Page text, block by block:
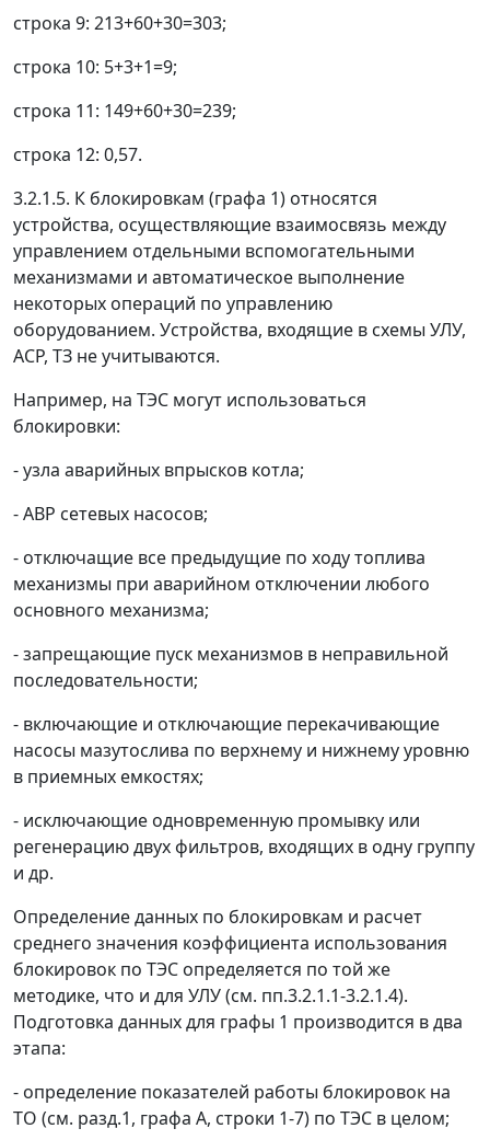
строка 9: 213+60+30=303;
строка 10: 5+3+1=9;
строка 11: 149+60+30=239;
строка 12: 0,57.
3.2.1.5. К блокировкам (графа 1) относятся
устройства, осуществляющие взаимосвязь между
управлением отдельными вспомогательными
механизмами и автоматическое выполнение
некоторых операций по управлению
оборудованием. Устройства, входящие в схемы УЛУ,
AСР, ТЗ не учитываются.
Например, на ТЭС могут использоваться
блокировки:
- узла аварийных впрысков котла;
- АВР сетевых насосов;
- отключащие все предыдущие по ходу топлива
механизмы при аварийном отключении любого
основного механизма;
- запрещающие пуск механизмов в неправильной
последовательности;
- включающие и отключающие перекачивающие
насосы мазутослива по верхнему и нижнему уровню
в приемных емкостях;
- исключающие одновременную промывку или
регенерацию двух фильтров, входящих в одну группу
и др.
Определение данных по блокировкам и расчет
среднего значения коэффициента использования
блокировок по ТЭС определяется по той же
методике, что и для УЛУ (см. пп.3.2.1.1-3.2.1.4).
Подготовка данных для графы 1 производится в два
этапа:
- определение показателей работы блокировок на
ТО (см. разд.1, графа А, строки 1-7) по ТЭС в целом;